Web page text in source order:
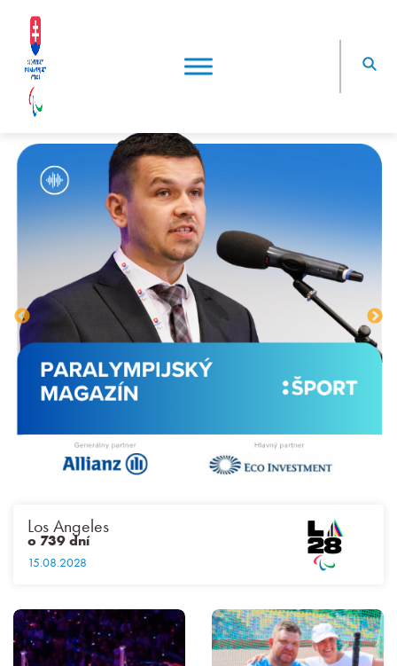
Los Angeles
o 739 dní
15.08.2028